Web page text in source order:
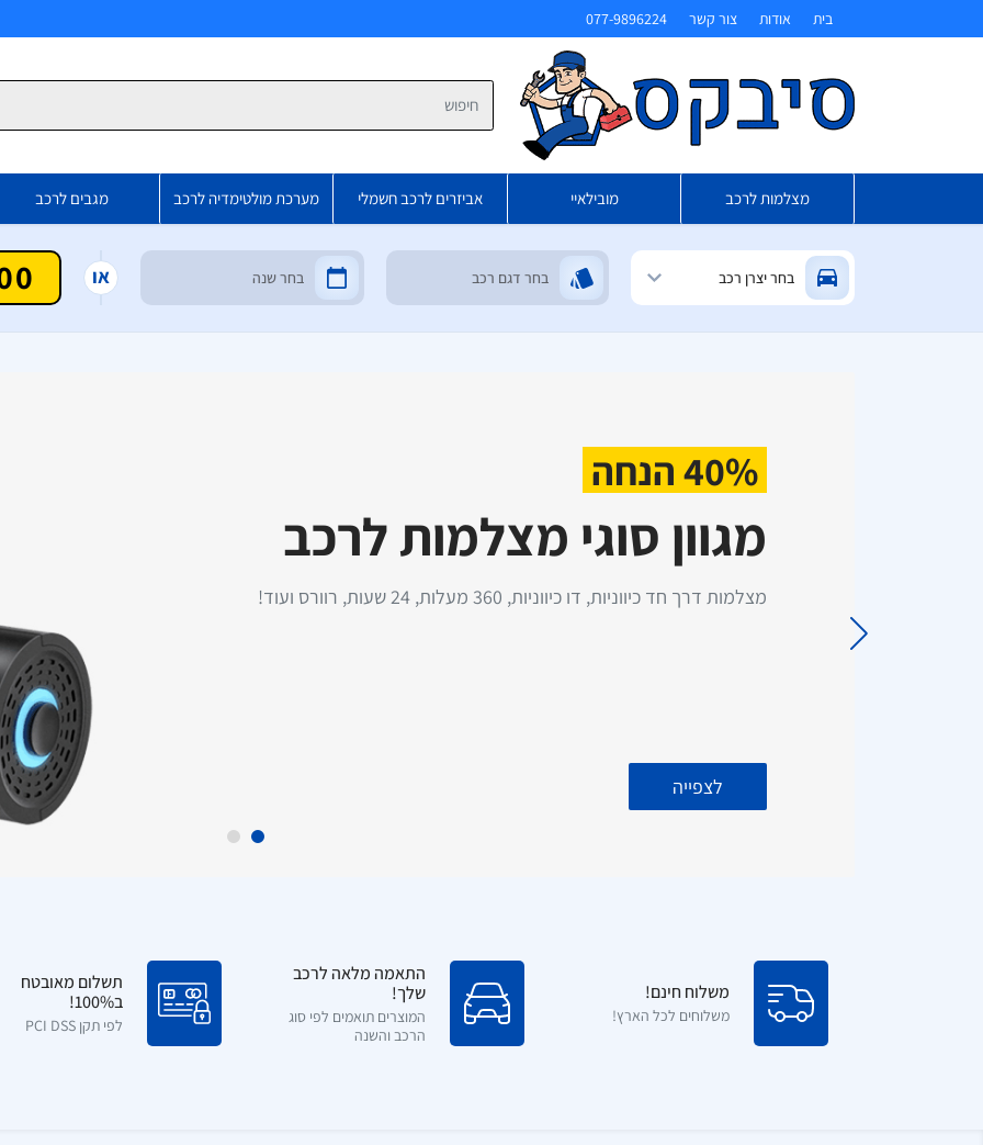
בית אודות צור קשר 077-9896224
מצלמות לרכב מובילאיי אביזרים לרכב חשמלי מערכת מולטימדיה לרכב מגבים לרכב
חפש
או
התקנת מסך עם מצלמת רוורס
לרכב מסחרי - כולל התקנה עד
מטען מהיר לרכב
TurboCharge 3A – עוצמה
40% הנחה
מגוון סוגי מצלמות לרכב
מצלמות דרך חד כיווניות, דו כיווניות, 360 מעלות, 24 שעות, רוורס ועוד!
לצפייה
משלוח חינם!
משלוחים לכל הארץ!
התאמה מלאה לרכב
שלך!
המוצרים תואמים לפי סוג
הרכב והשנה
תשלום מאובטח
ב100%!
לפי תקן PCI DSS